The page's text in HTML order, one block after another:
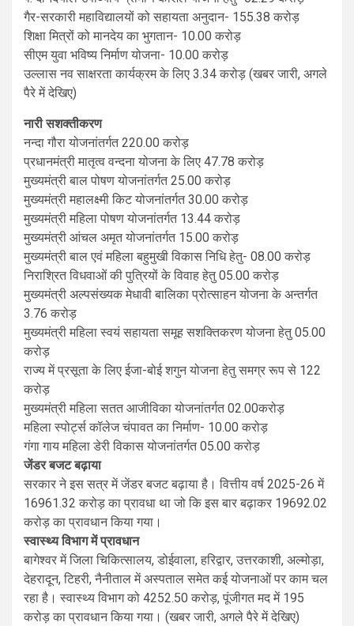
गैर-सरकारी महाविद्यालयों को सहायता अनुदान- 155.38 करोड़
शिक्षा मित्रों को मानदेय का भुगतान- 10.00 करोड़
सीएम युवा भविष्य निर्माण योजना- 10.00 करोड़
उल्लास नव साक्षरता कार्यक्रम के लिए 3.34 करोड़ (खबर जारी, अगले
पैरे में देखिए)
नारी सशक्तीकरण
नन्दा गौरा योजनांतर्गत 220.00 करोड़
प्रधानमंत्री मातृत्व वन्दना योजना के लिए 47.78 करोड़
मुख्यमंत्री बाल पोषण योजनांतर्गत 25.00 करोड़
मुख्यमंत्री महालक्ष्मी किट योजनांतर्गत 30.00 करोड़
मुख्यमंत्री महिला पोषण योजनांतर्गत 13.44 करोड़
मुख्यमंत्री आंचल अमृत योजनांतर्गत 15.00 करोड़
मुख्यमंत्री बाल एवं महिला बहुमुखी विकास निधि हेतु- 08.00 करोड़
निराश्रित विधवाओं की पुत्रियों के विवाह हेतु 05.00 करोड़
मुख्यमंत्री अल्पसंख्यक मेधावी बालिका प्रोत्साहन योजना के अन्तर्गत
3.76 करोड़
मुख्यमंत्री महिला स्वयं सहायता समूह सशक्तिकरण योजना हेतु 05.00
करोड़
राज्य में प्रसूता के लिए ईजा-बोई शगुन योजना हेतु समग्र रूप से 122
करोड़
मुख्यमंत्री महिला सतत आजीविका योजनांतर्गत 02.00करोड़
महिला स्पोर्ट्स कॉलेज चंपावत का निर्माण- 10.00 करोड़
गंगा गाय महिला डेरी विकास योजनांतर्गत 05.00 करोड़
जेंडर बजट बढ़ाया
सरकार ने इस सत्र में जेंडर बजट बढ़ाया है। वित्तीय वर्ष 2025-26 में
16961.32 करोड़ का प्रावधा था जो कि इस बार बढ़ाकर 19692.02
करोड़ का प्रावधान किया गया।
स्वास्थ्य विभाग में प्रावधान
बागेश्वर में जिला चिकित्सालय, डोईवाला, हरिद्वार, उत्तरकाशी, अल्मोड़ा,
देहरादून, टिहरी, नैनीताल में अस्पताल समेत कई योजनाओं पर काम चल
रहा है। स्वास्थ्य विभाग को 4252.50 करोड़, पूंजीगत मद में 195
करोड़ का प्रावधान किया गया। (खबर जारी, अगले पैरे में देखिए)